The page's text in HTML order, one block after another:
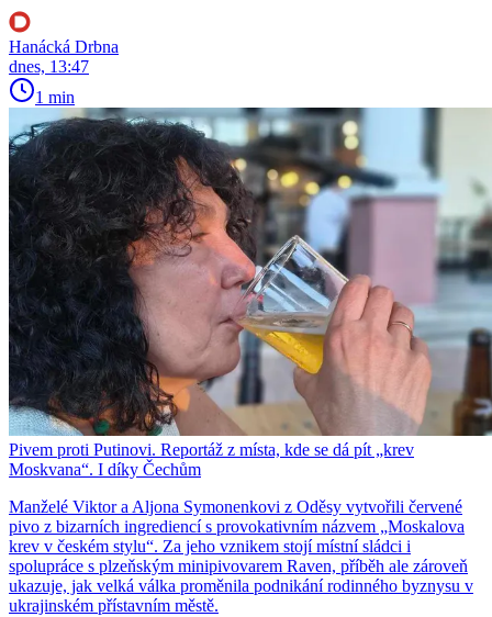
Hanácká Drbna
dnes, 13:47
1 min
Pivem proti Putinovi. Reportáž z místa, kde se dá pít „krev
Moskvana“. I díky Čechům
Manželé Viktor a Aljona Symonenkovi z Oděsy vytvořili červené
pivo z bizarních ingrediencí s provokativním názvem „Moskalova
krev v českém stylu“. Za jeho vznikem stojí místní sládci i
spolupráce s plzeňským minipivovarem Raven, příběh ale zároveň
ukazuje, jak velká válka proměnila podnikání rodinného byznysu v
ukrajinském přístavním městě.